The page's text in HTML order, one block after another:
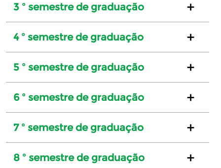
3 º semestre de graduação
4 º semestre de graduação
5 º semestre de graduação
6 º semestre de graduação
7 º semestre de graduação
8 º semestre de graduação